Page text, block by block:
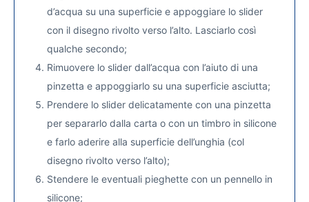
d’acqua su una superficie e appoggiare lo slider
con il disegno rivolto verso l’alto. Lasciarlo così
qualche secondo;
Rimuovere lo slider dall’acqua con l’aiuto di una
pinzetta e appoggiarlo su una superficie asciutta;
Prendere lo slider delicatamente con una pinzetta
per separarlo dalla carta o con un timbro in silicone
e farlo aderire alla superficie dell’unghia (col
disegno rivolto verso l’alto);
Stendere le eventuali pieghette con un pennello in
silicone;